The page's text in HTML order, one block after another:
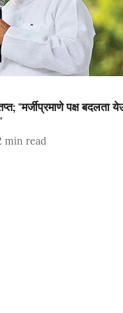
"मर्जीप्रमाणे पक्ष बदलता
min read